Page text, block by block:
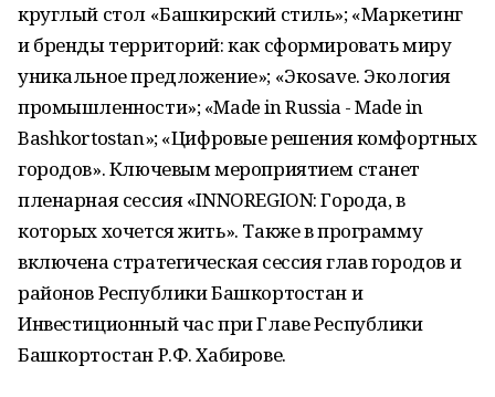
круглый стол «Башкирский стиль»; «Маркетинг
и бренды территорий: как сформировать миру
уникальное предложение»; «Экоsave. Экология
промышленности»; «Made in Russia - Made in
Bashkortostan»; «Цифровые решения комфортных
городов». Ключевым мероприятием станет
пленарная сессия «INNOREGION: Города, в
которых хочется жить». Также в программу
включена стратегическая сессия глав городов и
районов Республики Башкортостан и
Инвестиционный час при Главе Республики
Башкортостан Р.Ф. Хабирове.